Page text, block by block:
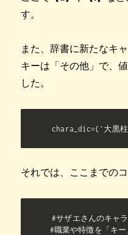
す。
また、辞書に新たなキ
キーは「その他」で、
した。
chara_dic={'大黒
それでは、ここまでの
#サザエさんのキャ
#職業や特徴を「キー